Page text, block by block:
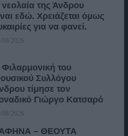
της Άνδρου
εδώ. Χρειάζεται όμως
για να φανεί.
08/2026
του
Συλλόγου
τίμησε τον
Γιώργο Κατσαρό
08/2026
– ΘΕΟΥΤΑ